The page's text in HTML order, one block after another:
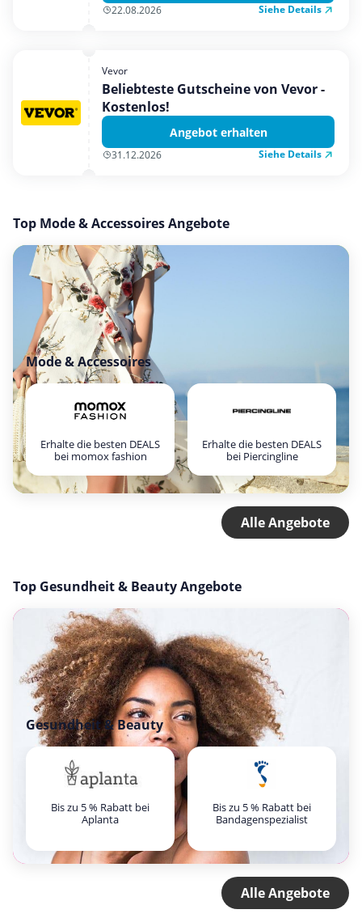
22.08.2026 Siehe Details
Vevor
Beliebteste Gutscheine von Vevor -
Kostenlos!
Angebot erhalten
31.12.2026 Siehe Details
Top Mode & Accessoires Angebote
Mode & Accessoires
Erhalte die besten DEALS
bei momox fashion
Erhalte die besten DEALS
bei Piercingline
Alle Angebote
Top Gesundheit & Beauty Angebote
Gesundheit & Beauty
Bis zu 5 % Rabatt bei
Aplanta
Bis zu 5 % Rabatt bei
Bandagenspezialist
Alle Angebote